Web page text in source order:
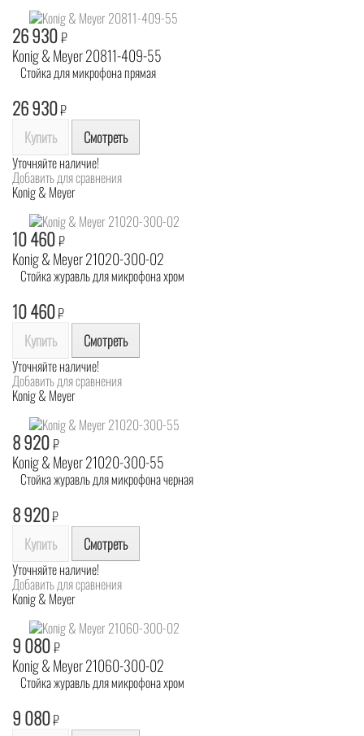
26 930₽
Konig & Meyer 20811-409-55
Стойка для микрофона прямая
26 930₽
Купить Смотреть
Уточняйте наличие!
Добавить для сравнения
Konig & Meyer
10 460₽
Konig & Meyer 21020-300-02
Стойка журавль для микрофона хром
10 460₽
Купить Смотреть
Уточняйте наличие!
Добавить для сравнения
Konig & Meyer
8 920₽
Konig & Meyer 21020-300-55
Стойка журавль для микрофона черная
8 920₽
Купить Смотреть
Уточняйте наличие!
Добавить для сравнения
Konig & Meyer
9 080₽
Konig & Meyer 21060-300-02
Стойка журавль для микрофона хром
9 080₽